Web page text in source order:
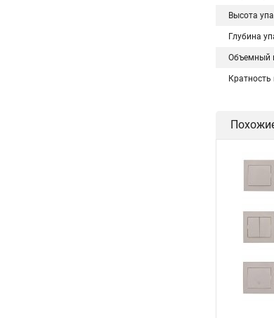
Высота
Глубина
Объемный
Кратность